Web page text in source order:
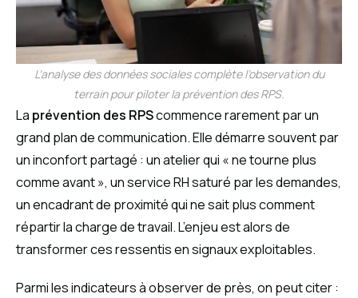
L’analyse des données sociales complète l’observation du
terrain pour piloter la prévention des RPS.
La prévention des RPScommence rarement par un
grand plan de communication. Elle démarre souvent par
un inconfort partagé : un atelier qui « ne tourne plus
comme avant », un service RH saturé par les demandes,
un encadrant de proximité qui ne sait plus comment
répartir la charge de travail. L’enjeu est alors de
transformer ces ressentis en signaux exploitables.
Parmi les indicateurs à observer de près, on peut citer :